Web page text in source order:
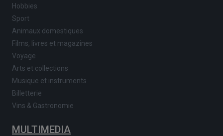
Hobbies
Sport
Animaux domestiques
Films, livres et magazines
Voyage
Arts et collections
Musique et instruments
Billetterie
Vins & Gastronomie
MULTIMEDIA